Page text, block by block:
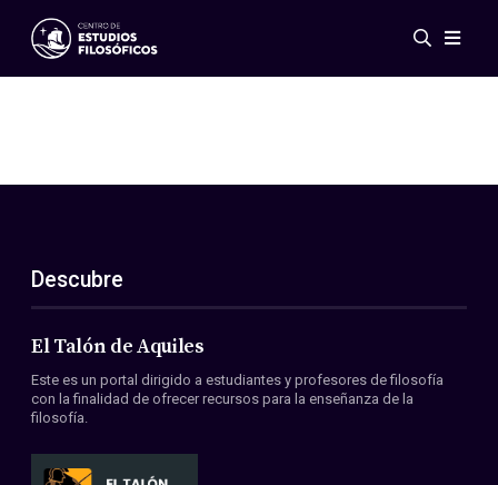
Eventos
ES
EN
Acerca de nosotros
Miembros
Convenios
Descubre
El Talón de Aquiles
Este es un portal dirigido a estudiantes y profesores de filosofía
con la finalidad de ofrecer recursos para la enseñanza de la
filosofía.